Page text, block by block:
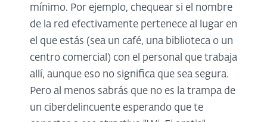
mínimo. Por ejemplo, chequear si el nombre
de la red efectivamente pertenece al lugar en
el que estás (sea un café, una biblioteca o un
centro comercial) con el personal que trabaja
allí, aunque eso no significa que sea segura.
Pero al menos sabrás que no es la trampa de
un ciberdelincuente esperando que te